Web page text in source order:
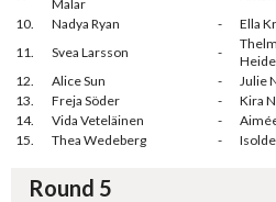
Malar
10.
Nadya Ryan - Ella
11.
Svea Larsson -
Heide
12.
Alice Sun - Julie
13.
Freja Söder - Kira
14.
Vida Veteläinen -
15.
Thea Wedeberg -
Round 5